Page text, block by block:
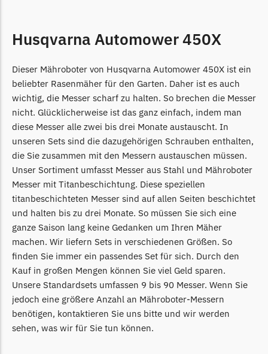
Husqvarna Automower 450X
Dieser Mähroboter von Husqvarna Automower 450X ist ein
beliebter Rasenmäher für den Garten. Daher ist es auch
wichtig, die Messer scharf zu halten. So brechen die Messer
nicht. Glücklicherweise ist das ganz einfach, indem man
diese Messer alle zwei bis drei Monate austauscht. In
unseren Sets sind die dazugehörigen Schrauben enthalten,
die Sie zusammen mit den Messern austauschen müssen.
Unser Sortiment umfasst Messer aus Stahl und Mähroboter
Messer mit Titanbeschichtung. Diese speziellen
titanbeschichteten Messer sind auf allen Seiten beschichtet
und halten bis zu drei Monate. So müssen Sie sich eine
ganze Saison lang keine Gedanken um Ihren Mäher
machen. Wir liefern Sets in verschiedenen Größen. So
finden Sie immer ein passendes Set für sich. Durch den
Kauf in großen Mengen können Sie viel Geld sparen.
Unsere Standardsets umfassen 9 bis 90 Messer. Wenn Sie
jedoch eine größere Anzahl an Mähroboter-Messern
benötigen, kontaktieren Sie uns bitte und wir werden
sehen, was wir für Sie tun können.